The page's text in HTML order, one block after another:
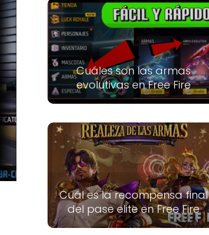
Cuáles son las armas
evolutivas en Free Fire
Cuál es la recompensa final
del pase elite en Free Fire